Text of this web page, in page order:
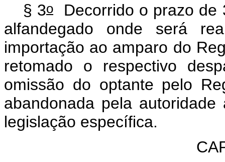
§ 3o
Decorrido o prazo de
alfandegado onde será
importação ao amparo do
retomado o respectivo
omissão do optante pelo
abandonada pela
legislação específica.